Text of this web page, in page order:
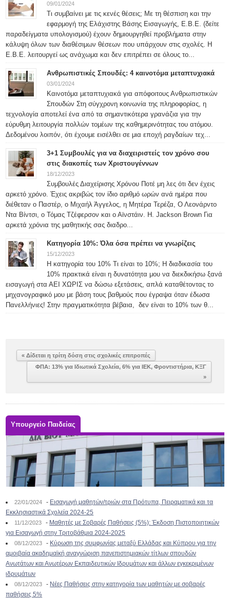
09/01/2024
Τι συμβαίνει με τις κενές θέσεις; Με τη θέσπιση και την
εφαρμογή της Ελάχιστης Βάσης Εισαγωγής, Ε.Β.Ε. (δείτε
παραδείγματα υπολογισμού) έχουν δημιουργηθεί προβλήματα στην
κάλυψη όλων των διαθέσιμων θέσεων που υπάρχουν στις σχολές. Η
Ε.Β.Ε. λειτουργεί ως ανάχωμα και δεν επιτρέπει σε όλους το...
Ανθρωπιστικές Σπουδές: 4 καινοτόμα μεταπτυχιακά
03/01/2024
Καινοτόμα μεταπτυχιακά για απόφοιτους Ανθρωπιστικών
Σπουδών Στη σύγχρονη κοινωνία της πληροφορίας, η
τεχνολογία αποτελεί ένα από τα σημαντικότερα γρανάζια για την
εύρυθμη λειτουργία πολλών τομέων της καθημερινότητας του ατόμου.
Δεδομένου λοιπόν, ότι έχουμε εισέλθει σε μια εποχή ραγδαίων τεχ...
3+1 Συμβουλές για να διαχειριστείς τον χρόνο σου
στις διακοπές των Χριστουγέννων
18/12/2023
Συμβουλές Διαχείρισης Χρόνου Ποτέ μη λες ότι δεν έχεις
αρκετό χρόνο. Έχεις ακριβώς τον ίδιο αριθμό ωρών ανά ημέρα που
διέθεταν ο Παστέρ, ο Μιχαήλ Άγγελος, η Μητέρα Τερέζα, Ο Λεονάρντο
Ντα Βίντσι, ο Τόμας Τζέφερσον και ο Αϊνστάιν. H. Jackson Brown Για
αρκετά χρόνια της μαθητικής σας διαδρο...
Κατηγορία 10%: Όλα όσα πρέπει να γνωρίζεις
15/12/2023
Η κατηγορία του 10% Τι είναι το 10%; Η διαδικασία του
10% πρακτικά είναι η δυνατότητα μου να διεκδικήσω ξανά
εισαγωγή στα ΑΕΙ ΧΩΡΙΣ να δώσω εξετάσεις, απλά καταθέτοντας το
μηχανογραφικό μου με βάση τους βαθμούς που έγραψα όταν έδωσα
Πανελλήνιες! Στην πραγματικότητα βέβαια, δεν είναι το 10% των θ...
« Δίδεται η τρίτη δόση στις σχολικές επιτροπές
ΦΠΑ: 13% για Ιδιωτικά Σχολεία, 6% για ΙΕΚ, Φροντιστήρια, ΚΞΓ
»
Υπουργείο Παιδείας
22/01/2024 - Εισαγωγή μαθητών/τριών στα Πρότυπα, Πειραματικά και τα
Εκκλησιαστικά Σχολεία 2024-25
11/12/2023 - Μαθητές με Σοβαρές Παθήσεις (5%): Έκδοση Πιστοποιητικών
για Εισαγωγή στην Τριτοβάθμια 2024-2025
08/12/2023 - Κύρωση της συμφωνίας μεταξύ Ελλάδας και Κύπρου για την
αμοιβαία ακαδημαϊκή αναγνώριση πανεπιστημιακών τίτλων σπουδών
Ανωτάτων και Ανωτέρων Εκπαιδευτικών Ιδρυμάτων και άλλων εγκεκριμένων
ιδρυμάτων
08/12/2023 - Νέες Παθήσεις στην κατηγορία των μαθητών με σοβαρές
παθήσεις 5%